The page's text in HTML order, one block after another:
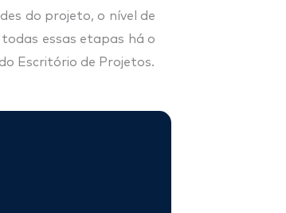
do projeto, o nível de
essas etapas há o
Escritório de Projetos.